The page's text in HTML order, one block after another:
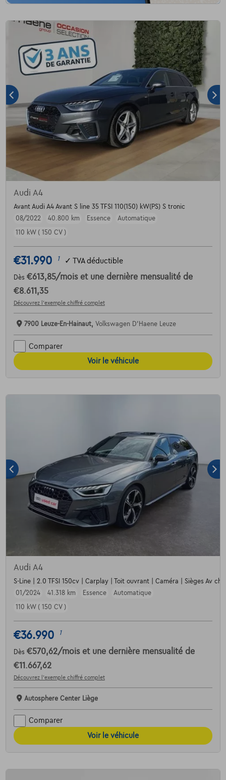
Audi A4
Avant Audi A4 Avant S line 35 TFSI 110(150) kW(PS) S tronic
08/2022
40.800 km Essence
Automatique
110 kW ( 150 CV )
€31.990 1 ✓ TVA déductible
Dès €613,85/mois et une dernière mensualité de
€8.611,35
Découvrez l’exemple chiffré complet
7900 Leuze-En-Hainaut, Volkswagen D'Haene Leuze
Comparer
Voir le véhicule
Audi A4
S-Line | 2.0 TFSI 150cv | Carplay | Toit ouvrant | Caméra | Sièges Av
01/2024
41.318 km Essence
Automatique
110 kW ( 150 CV )
€36.990 1
Dès €570,62/mois et une dernière mensualité de
€11.667,62
Découvrez l’exemple chiffré complet
Autosphere Center Liège
Comparer
Voir le véhicule